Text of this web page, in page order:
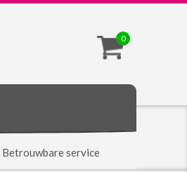
0
Betrouwbare service